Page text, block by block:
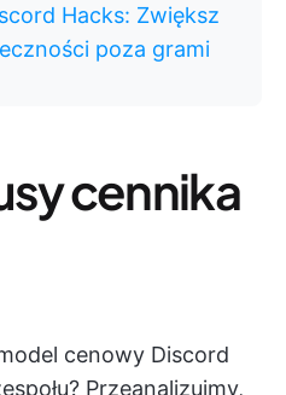
Hacks: Zwiększ
poza grami
cennika
cenowy Discord
Przeanalizujmy,